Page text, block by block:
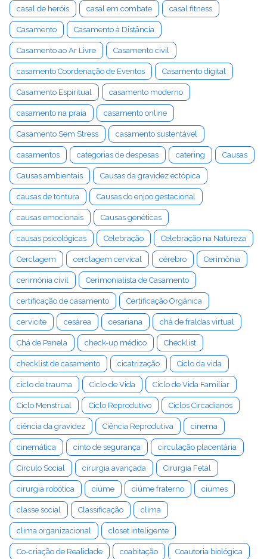
casal de heróis casal em combate casal fitness
Casamento Casamento à Distância
Casamento ao Ar Livre Casamento civil
casamento Coordenação de Eventos Casamento digital
Casamento Espiritual casamento moderno
casamento na praia casamento online
Casamento Sem Stress casamento sustentável
casamentos categorias de despesas catering Causas
Causas ambientais Causas da gravidez ectópica
causas de tontura Causas do enjoo gestacional
causas emocionais Causas genéticas
causas psicológicas Celebração Celebração na Natureza
Cerclagem cerclagem cervical cérebro Cerimônia
cerimônia civil Cerimonialista de Casamento
certificação de casamento Certificação Orgânica
cervicite cesárea cesariana chá de fraldas virtual
Chá de Panela check-up médico Checklist
checklist de casamento cicatrização Ciclo da vida
ciclo de trauma Ciclo de Vida Ciclo de Vida Familiar
Ciclo Menstrual Ciclo Reprodutivo Ciclos Circadianos
ciência da gravidez Ciência Reprodutiva cinema
cinemática cinto de segurança circulação placentária
Círculo Social cirurgia avançada Cirurgia Fetal
cirurgia robótica ciúme ciúme fraterno ciúmes
classe social Classificação clima
clima organizacional closet inteligente
Co-criação de Realidade coabitação Coautoria biológica